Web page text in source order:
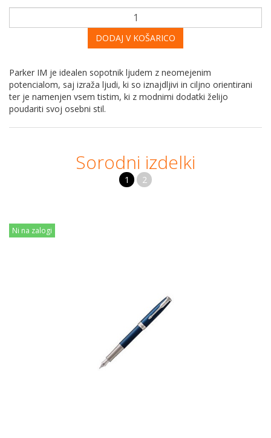
DODAJ V KOŠARICO
Parker IM je idealen sopotnik ljudem z neomejenim
potencialom, saj izraža ljudi, ki so iznajdljivi in ciljno orientirani
ter je namenjen vsem tistim, ki z modnimi dodatki želijo
poudariti svoj osebni stil.
Sorodni izdelki
1 2
Ni na zalogi